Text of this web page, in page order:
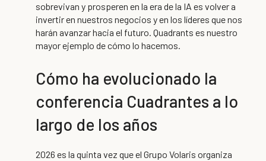
sobrevivan y prosperen en la era de la IA es volver a
invertir en nuestros negocios y en los líderes que nos
harán avanzar hacia el futuro. Quadrants es nuestro
mayor ejemplo de cómo lo hacemos.
Cómo ha evolucionado la
conferencia Cuadrantes a lo
largo de los años
2026 es la quinta vez que el Grupo Volaris organiza